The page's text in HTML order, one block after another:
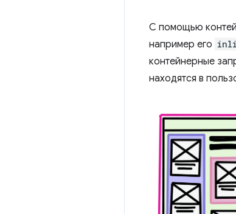
С помощью
например его
контейнерные
находятся в